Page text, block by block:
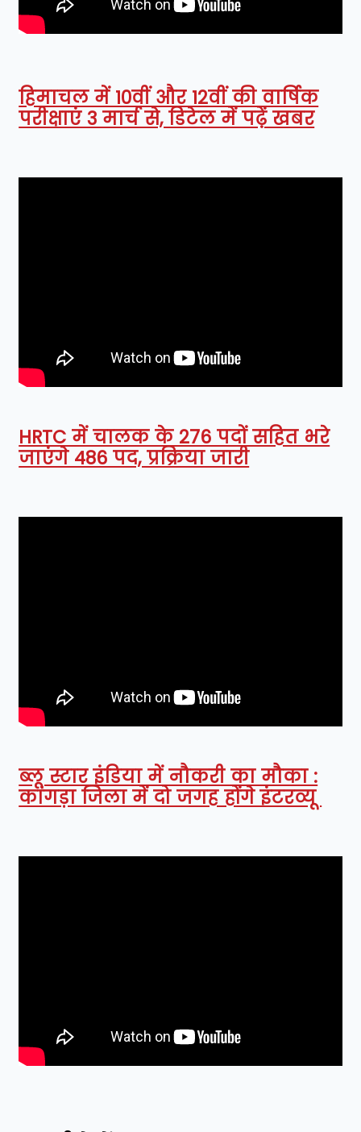
हिमाचल में 10वीं और 12वीं की वार्षिक
परीक्षाएं 3 मार्च से, डिटेल में पढ़ें खबर
HRTC में चालक के 276 पदों सहित भरे
जाएंगे 486 पद, प्रक्रिया जारी
ब्लू स्टार इंडिया में नौकरी का मौका :
कांगड़ा जिला में दो जगह होंगे इंटरव्यू